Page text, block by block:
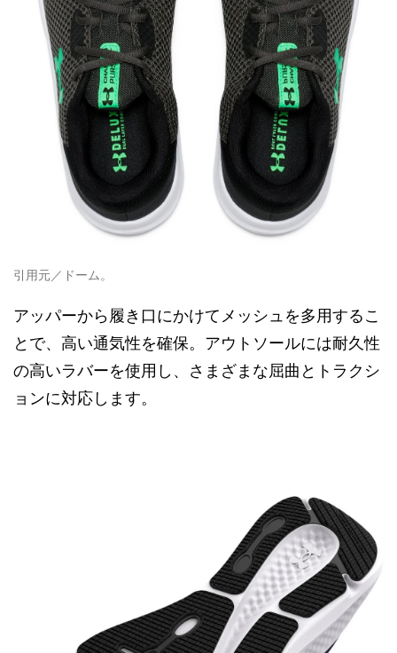
引用元／ドーム。
アッパーから履き口にかけてメッシュを多用するこ
とで、高い通気性を確保。アウトソールには耐久性
の高いラバーを使用し、さまざまな屈曲とトラクシ
ョンに対応します。